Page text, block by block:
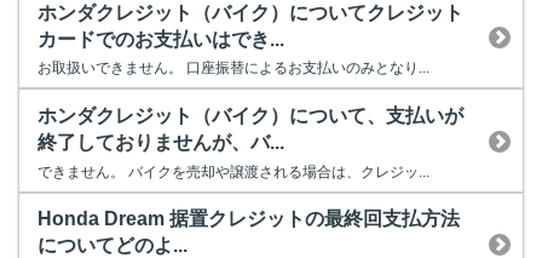
ホンダクレジット（バイク）についてクレジット
カードでのお支払いはでき...
お取扱いできません。 口座振替によるお支払いのみとなり...
ホンダクレジット（バイク）について、支払いが
終了しておりませんが、バ...
できません。 バイクを売却や譲渡される場合は、クレジッ...
Honda Dream 据置クレジットの最終回支払方法
についてどのよ...